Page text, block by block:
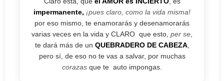
impermanente, ¡pues claro, como la vida misma!
por eso mismo, te enamorarás y desenamorarás
varias veces en la vida y CLARO que esto, per se
te dará más de un QUEBRADERO DE CABEZA,
pero sí, de eso no te vas a salvar, por muchas
corazas que te auto impongas.